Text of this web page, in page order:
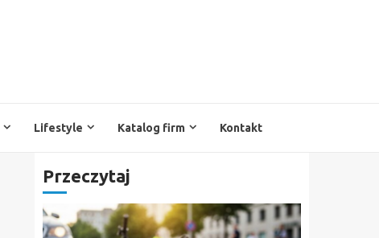
Lifestyle Katalog firm Kontakt
Przeczytaj